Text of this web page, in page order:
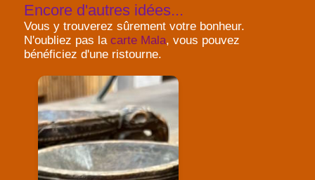
Encore d'autres idées...
Vous y trouverez sûrement votre bonheur.
N'oubliez pas la carte Mala, vous pouvez
bénéficiez d'une ristourne.